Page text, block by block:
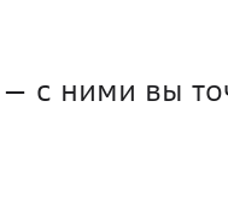
с ними вы